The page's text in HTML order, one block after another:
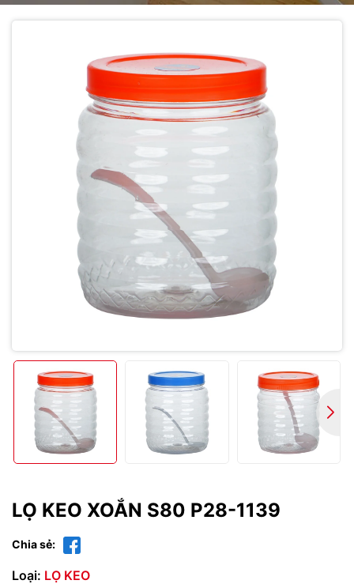
LỌ KEO XOẮN S80 P28-1139
Chia sẻ:
Loại: LỌ KEO